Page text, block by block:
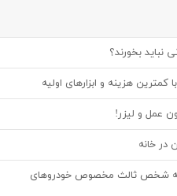
بخورند؟
هزینه و ابزارهای اولیه
عمل و لیزر!
در خانه
شخص ثالث مخصوص خودروهای